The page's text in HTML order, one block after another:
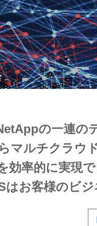
の一連の
マルチクラウ
効率的に実現
はお客様のビ